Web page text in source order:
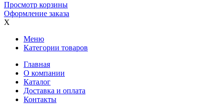
Просмотр корзины
Оформление заказа
X
Меню
Категории товаров
Главная
О компании
Каталог
Доставка и оплата
Контакты